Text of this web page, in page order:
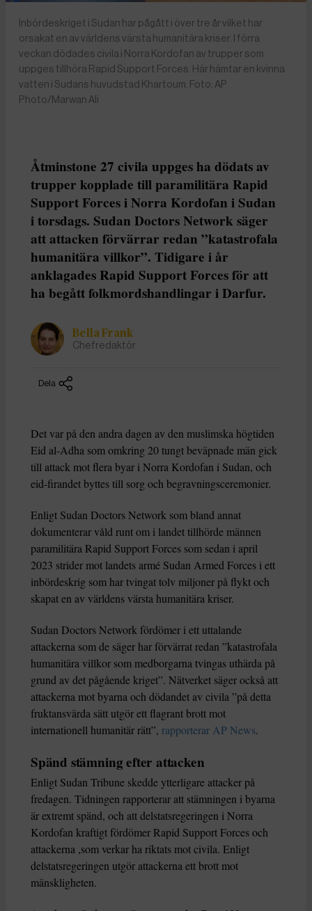
Inbördeskriget i Sudan har pågått i över tre år vilket har
orsakat en av världens värsta humanitära kriser. I förra
veckan dödades civila i Norra Kordofan av trupper som
uppges tillhöra Rapid Support Forces. Här hämtar en kvinna
vatten i Sudans huvudstad Khartoum. Foto: AP
Photo/Marwan Ali
Åtminstone 27 civila uppges ha dödats av
trupper kopplade till paramilitära Rapid
Support Forces i Norra Kordofan i Sudan
i torsdags. Sudan Doctors Network säger
att attacken förvärrar redan ”katastrofala
humanitära villkor”. Tidigare i år
anklagades Rapid Support Forces för att
ha begått folkmordshandlingar i Darfur.
Bella Frank
Chefredaktör
Dela
Det var på den andra dagen av den muslimska högtiden
Eid al-Adha som omkring 20 tungt beväpnade män gick
till attack mot flera byar i Norra Kordofan i Sudan, och
eid-firandet byttes till sorg och begravningsceremonier.
Enligt Sudan Doctors Network som bland annat
dokumenterar våld runt om i landet tillhörde männen
paramilitära Rapid Support Forces som sedan i april
2023 strider mot landets armé Sudan Armed Forces i ett
inbördeskrig som har tvingat tolv miljoner på flykt och
skapat en av världens värsta humanitära kriser.
Sudan Doctors Network fördömer i ett uttalande
attackerna som de säger har förvärrat redan ”katastrofala
humanitära villkor som medborgarna tvingas uthärda på
grund av det pågående kriget”. Nätverket säger också att
attackerna mot byarna och dödandet av civila ”på detta
fruktansvärda sätt utgör ett flagrant brott mot
internationell humanitär rätt”, rapporterar AP News.
Spänd stämning efter attacken
Enligt Sudan Tribune skedde ytterligare attacker på
fredagen. Tidningen rapporterar att stämningen i byarna
är extremt spänd, och att delstatsregeringen i Norra
Kordofan kraftigt fördömer Rapid Support Forces och
attackerna ,som verkar ha riktats mot civila. Enligt
delstatsregeringen utgör attackerna ett brott mot
mänskligheten.